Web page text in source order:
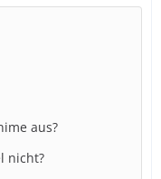
aus?
nicht?